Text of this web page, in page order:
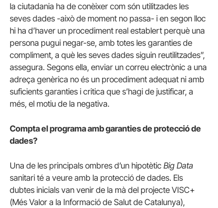
la ciutadania ha de conèixer com són utilitzades les
seves dades -això de moment no passa- i en segon lloc
hi ha d’haver un procediment real establert perquè una
persona pugui negar-se, amb totes les garanties de
compliment, a què les seves dades siguin reutilitzades”,
assegura. Segons ella, enviar un correu electrònic a una
adreça genèrica no és un procediment adequat ni amb
suficients garanties i critica que s’hagi de justificar, a
més, el motiu de la negativa.
Compta el programa amb garanties de protecció de
dades?
Una de les principals ombres d’un hipotètic Big Data
sanitari té a veure amb la protecció de dades. Els
dubtes inicials van venir de la mà del projecte VISC+
(Més Valor a la Informació de Salut de Catalunya),